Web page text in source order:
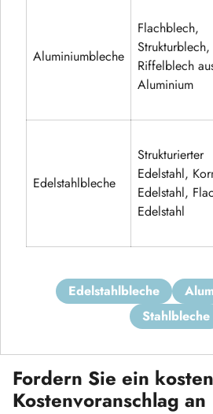
Aluminiumbleche
Flachblech,
Strukturblech,
Riffelblech
Aluminium
Edelstahlbleche
Strukturierter
Edelstahl,
Edelstahl,
Edelstahl
edelstahlbleche
stahlbleche
Fordern Sie ein
Kostenvoranschlag an